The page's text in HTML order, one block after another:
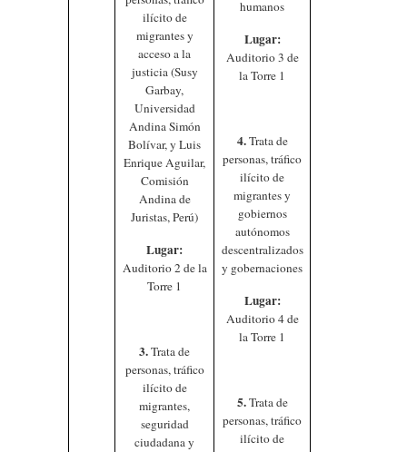
ilícito de
migrantes y
acceso a la
justicia (Susy
Garbay,
Universidad
Andina Simón
Bolívar, y Luis
Enrique Aguilar,
Comisión
Andina de
Juristas, Perú)
Lugar:
Auditorio 2 de la
Torre 1
3.Trata de
personas, tráfico
ilícito de
migrantes,
seguridad
ciudadana y
humanos
Lugar:
Auditorio 3 de
la Torre 1
4.Trata de
personas, tráfico
ilícito de
migrantes y
gobiernos
autónomos
descentralizados
y gobernaciones
Lugar:
Auditorio 4 de
la Torre 1
5.Trata de
personas, tráfico
ilícito de